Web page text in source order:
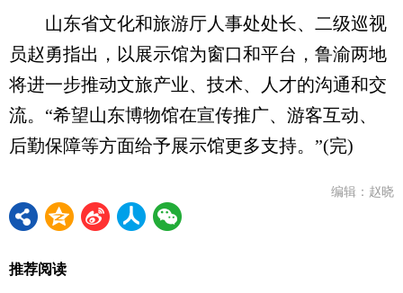
山东省文化和旅游厅人事处处长、二级巡视
员赵勇指出，以展示馆为窗口和平台，鲁渝两地
将进一步推动文旅产业、技术、人才的沟通和交
流。“希望山东博物馆在宣传推广、游客互动、
后勤保障等方面给予展示馆更多支持。”(完)
编辑：赵晓
推荐阅读